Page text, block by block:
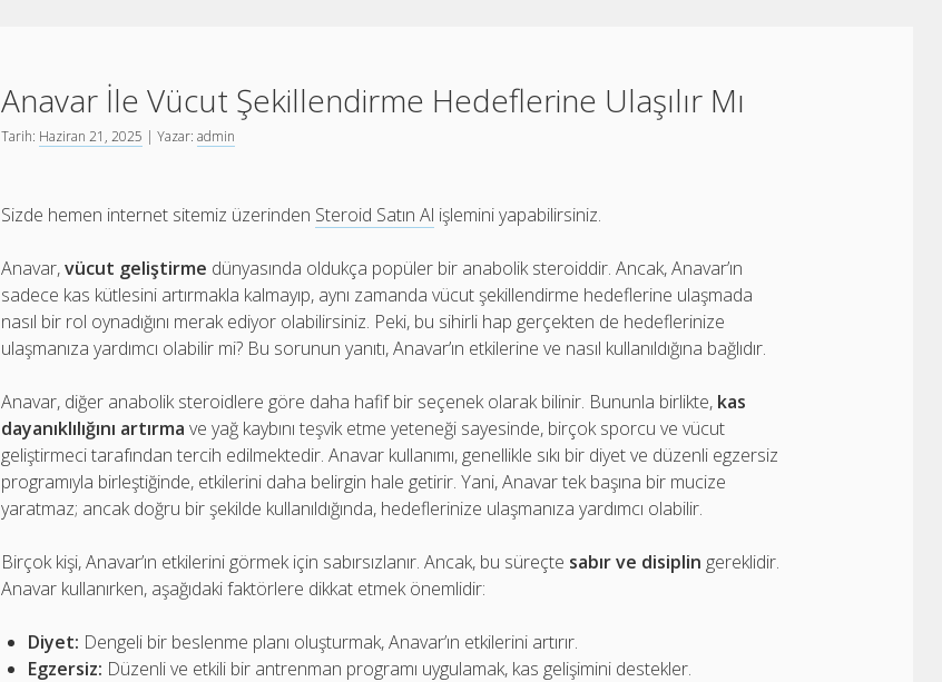
Anavar İle Vücut Şekillendirme Hedeflerine Ulaşılır Mı
Tarih: Haziran 21, 2025 | Yazar:admin
Sizde hemen internet sitemiz üzerinden Steroid Satın Al işlemini yapabilirsiniz.
Anavar,vücut geliştirme dünyasında oldukça popüler bir anabolik steroiddir. Ancak, Anavar’ın
sadece kas kütlesini artırmakla kalmayıp, aynı zamanda vücut şekillendirme hedeflerine ulaşmada
nasıl bir rol oynadığını merak ediyor olabilirsiniz. Peki, bu sihirli hap gerçekten de hedeflerinize
ulaşmanıza yardımcı olabilir mi? Bu sorunun yanıtı, Anavar’ın etkilerine ve nasıl kullanıldığına bağlıdır.
Anavar, diğer anabolik steroidlere göre daha hafif bir seçenek olarak bilinir. Bununla birlikte, kas
dayanıklılığını artırma ve yağ kaybını teşvik etme yeteneği sayesinde, birçok sporcu ve vücut
geliştirmeci tarafından tercih edilmektedir. Anavar kullanımı, genellikle sıkı bir diyet ve düzenli egzersiz
programıyla birleştiğinde, etkilerini daha belirgin hale getirir. Yani, Anavar tek başına bir mucize
yaratmaz; ancak doğru bir şekilde kullanıldığında, hedeflerinize ulaşmanıza yardımcı olabilir.
Birçok kişi, Anavar’ın etkilerini görmek için sabırsızlanır. Ancak, bu süreçte sabır ve disiplin gereklidir.
Anavar kullanırken, aşağıdaki faktörlere dikkat etmek önemlidir:
Diyet: Dengeli bir beslenme planı oluşturmak, Anavar’ın etkilerini artırır.
Egzersiz: Düzenli ve etkili bir antrenman programı uygulamak, kas gelişimini destekler.